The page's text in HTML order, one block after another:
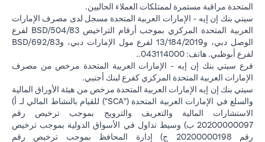
المتحدة مراقبة مستمرة لممتلكات العملاء الحاليين.
سيتي بنك إن إيه - الإمارات العربية المتحدة مسجل لدى مصرف الإمارات
العربية المتحدة المركزي بموجب أرقام التراخيص BSD/504/83 لفرع
الوصل دبي، و13/184/2019 لفرع مول الإمارات دبي، وBSD/692/83
لفرع أبوظبي. هاتف: 043114000..
فرع سيتي بنك إن إيه - الإمارات العربية المتحدة مرخص من مصرف
الإمارات العربية المتحدة المركزي كفرع لبنك أجنبي.
سيتي بنك إن إيه الإمارات العربية المتحدة مرخص من هيئة الأوراق المالية
والسلع في الإمارات العربية المتحدة ("SCA") للقيام بالنشاط المالي لـ أ)
الاستشارات المالية والتعريف والترويج بموجب ترخيص رقم
20200000097 ب) وسيط تداول في الأسواق الدولية بموجب ترخيص
رقم 20200000198 ج) إدارة المحافظ بموجب ترخيص رقم